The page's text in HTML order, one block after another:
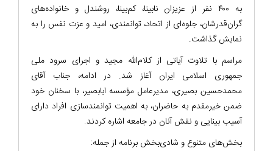
به ۴۰۰ نفر از عزیزان نابینا، کم‌بینا، روشندل و خانواده‌های
گران‌قدرشان، جلوه‌ای از اتحاد، توانمندی، امید و عزت نفس را به
نمایش گذاشت.
مراسم با تلاوت آیاتی از کلام‌الله مجید و اجرای سرود ملی
جمهوری اسلامی ایران آغاز شد. در ادامه، جناب آقای
محمدحسین بصیری، مدیرعامل مؤسسه ابابصیر، با سخنان خود
ضمن خیرمقدم به حاضران، به اهمیت توانمندسازی افراد دارای
آسیب بینایی و نقش آنان در جامعه اشاره کردند.
بخش‌های متنوع و شادی‌بخش برنامه از جمله: